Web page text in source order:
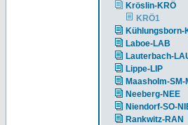
Kröslin-KRÖ
KRÖ1
Kühlungsborn-
Laboe-LAB
Lauterbach-
Lippe-LIP
Maasholm-SM-
Neeberg-NEE
Niendorf-SO-
Rankwitz-RAN